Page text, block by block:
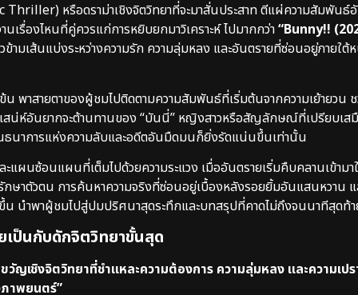
หรือดราม่าเชิงจิตวิทยาที่จะมาสั่นประสาท ตีแผ่ความสัมพันธ์
เรื่องไหนที่คู่ควรแก่การหยิบยกมาวิเคราะห์ ไปมากกว่า“Bunny!!
ามเส้นแบ่งระหว่างความรัก ความลุ่มหลง และอันตรายที่ซ่อนอยู่ภายใต้
พาสายตาของผู้ชมไปติดตามความสัมพันธ์ที่เริ่มต้นจากความเย้ายวน
สน่ห์อันยากจะต้านทานของ “บันนี่” หญิงสาวหรือสัญลักษณ์ที่เปรียบเ
ธนาการแห่งความลับและอดีตอันมืดมนก็ยิ่งรัดแน่นขึ้นเท่านั้น
ผนซ้อนแผนที่เต็มไปด้วยความระแวง เมื่ออันตรายเริ่มคืบคลานเข้ามา
าตัวตน การค้นหาความจริงที่ซ่อนอยู่เบื้องหลังรอยยิ้มอันแสนหวาน แล
นำพาผู้ชมไปสู่ปมปริศนาสุดระทึกและบทสรุปที่คาดไม่ถึงจนนาทีสุดท้
เป็นกับดักจิตวิทยาขั้นสุด
ญเชิงจิตวิทยาที่ชำแหละความต้องการ ความลุ่มหลง และความเปร
าพยนตร์”